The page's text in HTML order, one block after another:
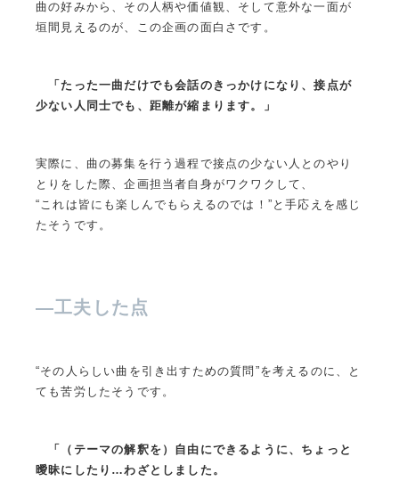
曲の好みから、その人柄や価値観、そして意外な一面が
垣間見えるのが、この企画の面白さです。
「たった一曲だけでも会話のきっかけになり、接点が
少ない人同士でも、距離が縮まります。」
実際に、曲の募集を行う過程で接点の少ない人とのやり
とりをした際、企画担当者自身がワクワクして、
“これは皆にも楽しんでもらえるのでは！”と手応えを感じ
たそうです。
—工夫した点
“その人らしい曲を引き出すための質問”を考えるのに、と
ても苦労したそうです。
「（テーマの解釈を）自由にできるように、ちょっと
曖昧にしたり…わざとしました。